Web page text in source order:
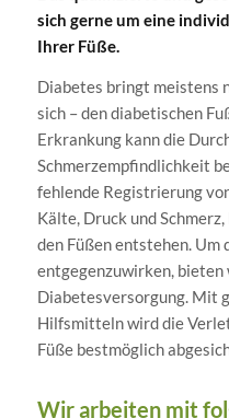
sich gerne um eine
Ihrer Füße.
Diabetes bringt meistens
sich – den diabetischen
Erkrankung kann die
Schmerzempfindlichkeit
fehlende Registrierung
Kälte, Druck und
den Füßen entstehen. Um
entgegenzuwirken,
Diabetesversorgung. Mit
Hilfsmitteln wird die
Füße bestmöglich
Wir arbeiten mit